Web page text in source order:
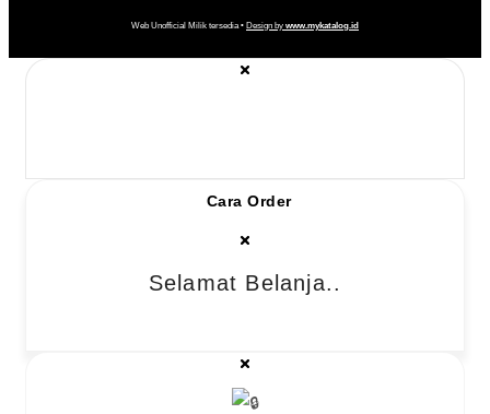
Web Unofficial Milik tersedia • Design by www.mykatalog.id
Cara Order
Selamat Belanja..